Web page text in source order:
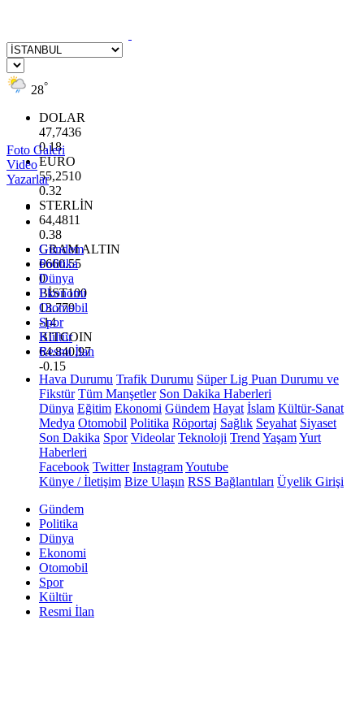
28°
DOLAR
47,7436
0.18
EURO
55,2510
0.32
STERLİN
64,4811
0.38
GRAM ALTIN
6660.55
0
BİST100
13.779
-14
BITCOIN
64.840,97
-0.15
Foto Galeri
Video
Yazarlar
Gündem
Politika
Dünya
Ekonomi
Otomobil
Spor
Kültür
Resmi İlan
Hava Durumu Trafik Durumu Süper Lig Puan Durumu ve
Fikstür Tüm Manşetler Son Dakika Haberleri
Dünya Eğitim Ekonomi Gündem Hayat İslam Kültür-Sanat
Medya Otomobil Politika Röportaj Sağlık Seyahat Siyaset
Son Dakika Spor Videolar Teknoloji Trend YaşamYurt
Haberleri
Facebook Twitter InstagramYoutube
Künye / İletişim Bize Ulaşın RSS Bağlantıları Üyelik Girişi
Gündem
Politika
Dünya
Ekonomi
Otomobil
Spor
Kültür
Resmi İlan